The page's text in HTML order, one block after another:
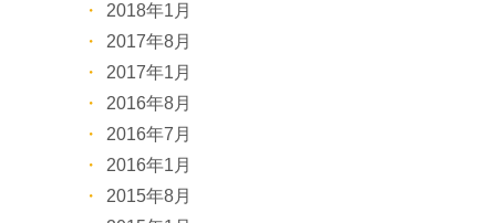
2018年1月
2017年8月
2017年1月
2016年8月
2016年7月
2016年1月
2015年8月